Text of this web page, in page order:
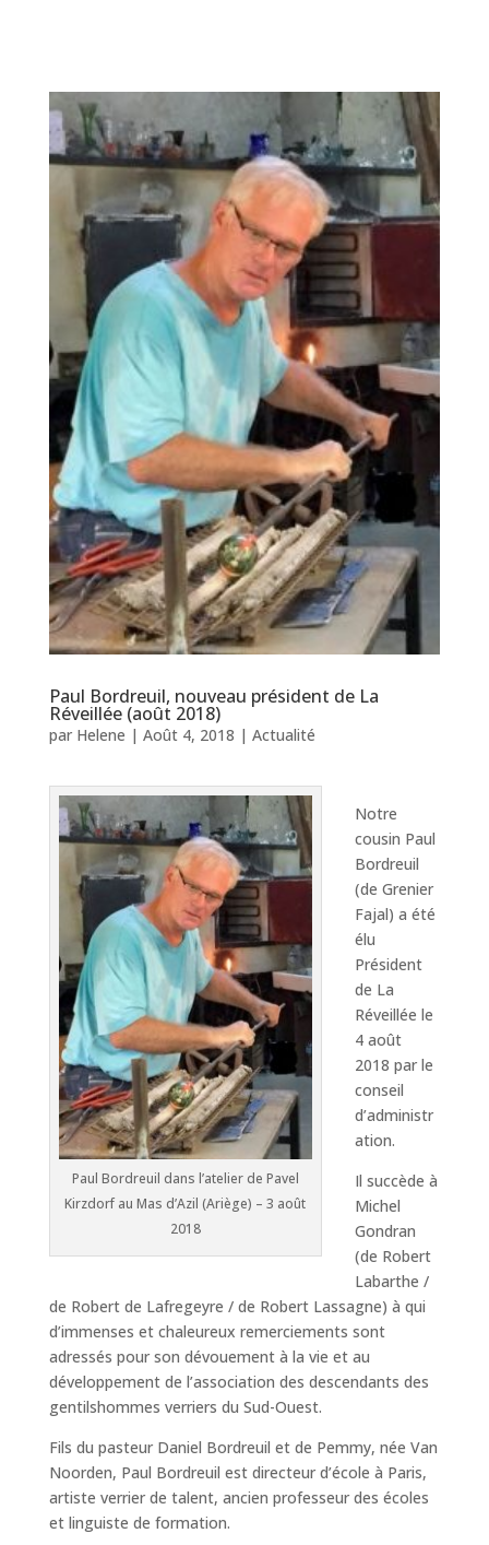
Paul Bordreuil, nouveau président de La
Réveillée (août 2018)
par Helene | Août 4, 2018 | Actualité
Paul Bordreuil dans l’atelier de Pavel
Kirzdorf au Mas d’Azil (Ariège) – 3 août
2018
Notre
cousin Paul
Bordreuil
(de Grenier
Fajal) a été
élu
Président
de La
Réveillée le
4 août
2018 par le
conseil
d’administr
ation.
Il succède à
Michel
Gondran
(de Robert
Labarthe /
de Robert de Lafregeyre / de Robert Lassagne) à qui
d’immenses et chaleureux remerciements sont
adressés pour son dévouement à la vie et au
développement de l’association des descendants des
gentilshommes verriers du Sud-Ouest.
Fils du pasteur Daniel Bordreuil et de Pemmy, née Van
Noorden, Paul Bordreuil est directeur d’école à Paris,
artiste verrier de talent, ancien professeur des écoles
et linguiste de formation.